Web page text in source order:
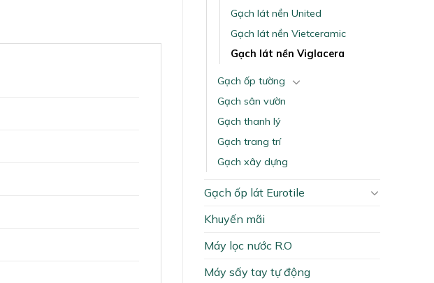
Gạch lát nền United
Gạch lát nền Vietceramic
Gạch lát nền Viglacera
Gạch ốp tường
Gạch sân vườn
Gạch thanh lý
Gạch trang trí
Gạch xây dựng
Gạch ốp lát Eurotile
Khuyến mãi
Máy lọc nước R.O
Máy sấy tay tự động